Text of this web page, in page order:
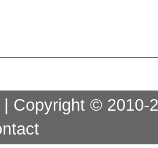
| Copyright ©